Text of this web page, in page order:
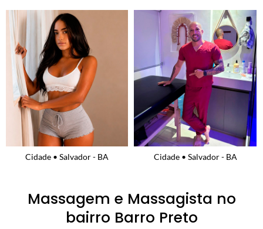
Cidade • Salvador - BA Cidade • Salvador - BA
Massagem e Massagista no
bairro Barro Preto